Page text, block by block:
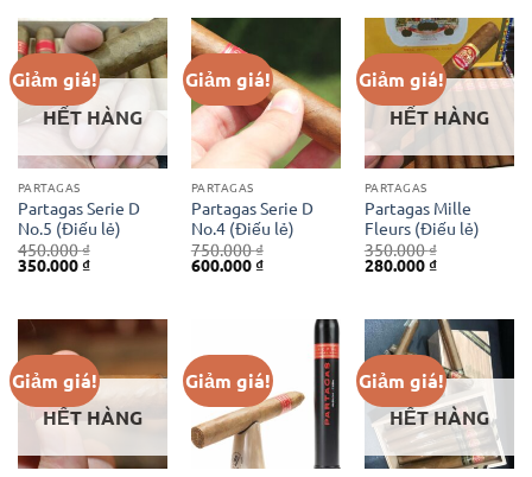
Giảm giá!
HẾT HÀNG
PARTAGAS
Partagas Serie D
No.5 (Điếu lẻ)
450.000₫
Giá
gốc
350.000₫Giá
350.000 ₫.
Giảm giá!
PARTAGAS
Partagas Serie D
No.4 (Điếu lẻ)
750.000₫
Giá
gốc
600.000₫Giá
600.000 ₫.
Giảm giá!
HẾT HÀNG
PARTAGAS
Partagas Mille
Fleurs (Điếu lẻ)
350.000₫
Giá
gốc
280.000₫Giá
280.000 ₫.
Giảm giá!
HẾT HÀNG
Giảm giá!
Giảm giá!
HẾT HÀNG